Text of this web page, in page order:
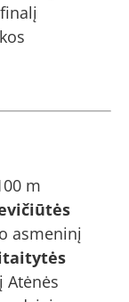
m
asmeninį
Atėnės